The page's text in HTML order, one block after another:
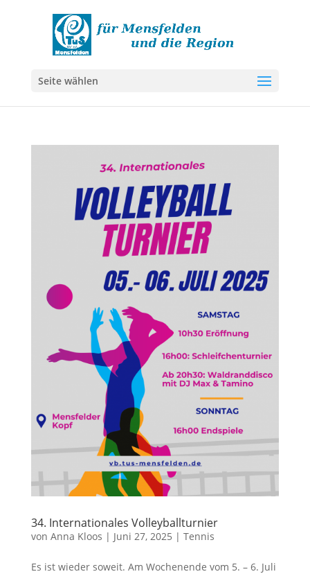
Seite wählen
34. Internationales Volleyballturnier
von Anna Kloos | Juni 27, 2025 | Tennis
Es ist wieder soweit. Am Wochenende vom 5. – 6. Juli